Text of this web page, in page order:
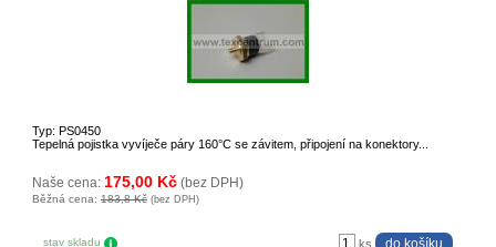
Typ: PS0450
Tepelná pojistka vyvíječe páry 160°C se závitem, připojení na konektory...
Naše cena: 175,00 Kč (bez DPH)
Běžná cena: 183,8 Kč (bez DPH)
stav skladu ks